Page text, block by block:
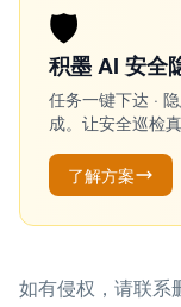
🛡️
积墨 AI 安全
任务一键下达 ·
成。让安全巡检
了解方案
如有侵权，请联系